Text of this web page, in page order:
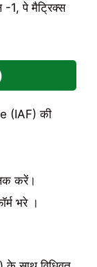
-1, पे मैट्रिक्स
(IAF) की
करें।
भरे ।